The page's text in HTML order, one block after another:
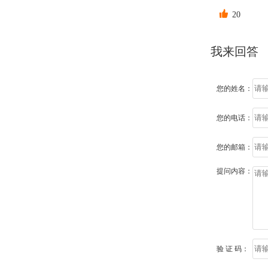
 20
我来回答
您的姓名：
您的电话：
您的邮箱：
提问内容：
验 证 码：